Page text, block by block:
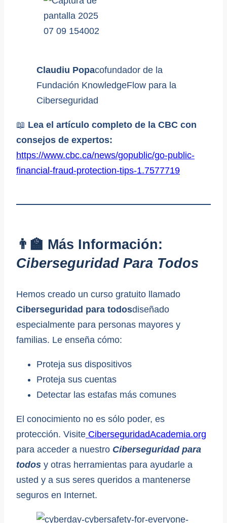
Claudiu Popacofundador de la
Fundación KnowledgeFlow para la
Ciberseguridad
📖 Lea el artículo completo de la CBC con
consejos de expertos:
https://www.cbc.ca/news/gopublic/go-public-
financial-fraud-protection-tips-1.7577719
👨‍🏫 Más Información:
Ciberseguridad Para Todos
Hemos creado un curso gratuito llamado
Ciberseguridad para todosdiseñado
especialmente para personas mayores y
familias. Le enseña cómo:
Proteja sus dispositivos
Proteja sus cuentas
Detectar las estafas más comunes
El conocimiento no es sólo poder, es
protección. Visite CiberseguridadAcademia.org
para acceder a nuestro Ciberseguridad para
todos y otras herramientas para ayudarle a
usted y a sus seres queridos a mantenerse
seguros en Internet.